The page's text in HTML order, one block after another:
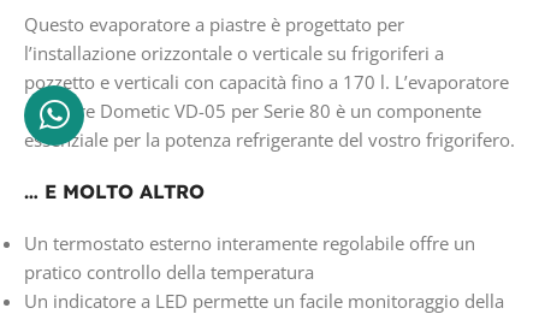
Questo evaporatore a piastre è progettato per
l’installazione orizzontale o verticale su frigoriferi a
pozzetto e verticali con capacità fino a 170 l. L’evaporatore
a piastre Dometic VD-05 per Serie 80 è un componente
essenziale per la potenza refrigerante del vostro frigorifero.
… E MOLTO ALTRO
Un termostato esterno interamente regolabile offre un
pratico controllo della temperatura
Un indicatore a LED permette un facile monitoraggio della